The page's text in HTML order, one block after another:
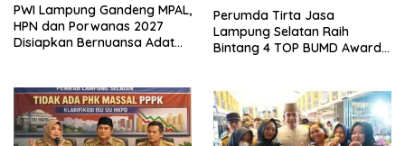
PWI Lampung Gandeng MPAL,
HPN dan Porwanas 2027
Disiapkan Bernuansa Adat
Perumda Tirta Jasa
Lampung Selatan Raih
Bintang 4 TOP BUMD Awards